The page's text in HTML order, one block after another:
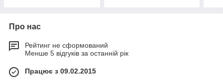
Про нас
Рейтинг не сформований
Менше 5 відгуків за останній рік
Працює з 09.02.2015